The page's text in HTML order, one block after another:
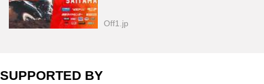
Off1.jp
SUPPORTED BY